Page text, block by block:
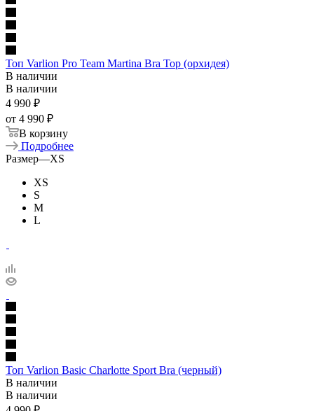
Топ Varlion Pro Team Martina Bra Top (орхидея)
В наличии
В наличии
4 990 ₽
от 4 990 ₽
В корзину
Подробнее
Размер—XS
XS
S
M
L
Топ Varlion Basic Charlotte Sport Bra (черный)
В наличии
В наличии